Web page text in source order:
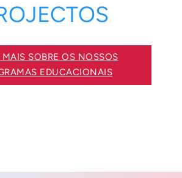
MAIS SOBRE OS NOSSOS
EDUCACIONAIS